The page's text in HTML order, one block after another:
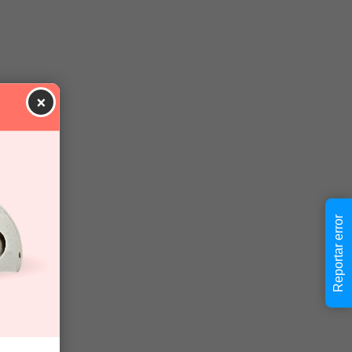
×
Reportar error